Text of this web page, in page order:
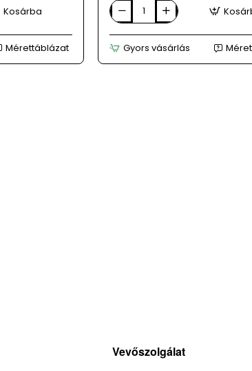
Kosárba
Mérettáblázat
BATURA
barna
férfi
magas
Gyors vásárlás
Vevőszolgálat